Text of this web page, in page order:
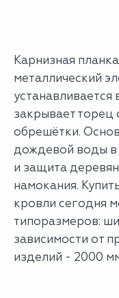
Карнизная
металлический
закрывает торец
обрешётки.
дождевой воды в
и защита
намокания.
кровли сегодня
типоразмеров:
зависимости от
изделий - 2000